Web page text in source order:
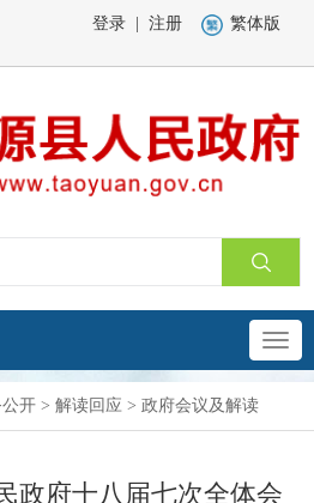
登录 注册 繁体版
开 > 解读回应 > 政府会议及解读
政府十八届七次全体会